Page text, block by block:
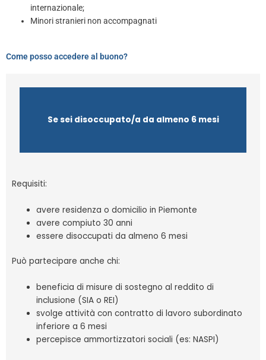
internazionale;
Minori stranieri non accompagnati
Come posso accedere al buono?
Se sei disoccupato/a da almeno 6 mesi
Requisiti:
avere residenza o domicilio in Piemonte
avere compiuto 30 anni
essere disoccupati da almeno 6 mesi
Può partecipare anche chi:
beneficia di misure di sostegno al reddito di
inclusione (SIA o REI)
svolge attività con contratto di lavoro subordinato
inferiore a 6 mesi
percepisce ammortizzatori sociali (es: NASPI)